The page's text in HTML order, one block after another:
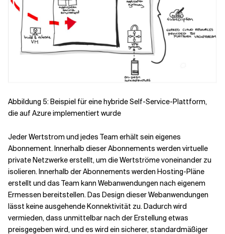
Abbildung 5: Beispiel für eine hybride Self-Service-Plattform,
die auf Azure implementiert wurde
Jeder Wertstrom und jedes Team erhält sein eigenes
Abonnement. Innerhalb dieser Abonnements werden virtuelle
private Netzwerke erstellt, um die Wertströme voneinander zu
isolieren. Innerhalb der Abonnements werden Hosting-Pläne
erstellt und das Team kann Webanwendungen nach eigenem
Ermessen bereitstellen. Das Design dieser Webanwendungen
lässt keine ausgehende Konnektivität zu. Dadurch wird
vermieden, dass unmittelbar nach der Erstellung etwas
preisgegeben wird, und es wird ein sicherer, standardmäßiger